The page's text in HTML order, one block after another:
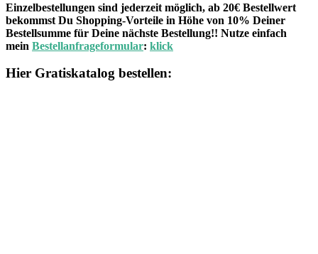
Einzelbestellungen sind jederzeit möglich, ab 20€ Bestellwert
bekommst Du Shopping-Vorteile in Höhe von 10% Deiner
Bestellsumme für Deine nächste Bestellung!! Nutze einfach
mein Bestellanfrageformular: klick
Hier Gratiskatalog bestellen: